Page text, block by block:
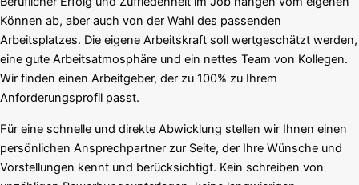
Können ab, aber auch von der Wahl des passenden
Arbeitsplatzes. Die eigene Arbeitskraft soll wertgeschätzt werden,
eine gute Arbeitsatmosphäre und ein nettes Team von Kollegen.
Wir finden einen Arbeitgeber, der zu 100% zu Ihrem
Anforderungsprofil passt.
Für eine schnelle und direkte Abwicklung stellen wir Ihnen einen
persönlichen Ansprechpartner zur Seite, der Ihre Wünsche und
Vorstellungen kennt und berücksichtigt. Kein schreiben von